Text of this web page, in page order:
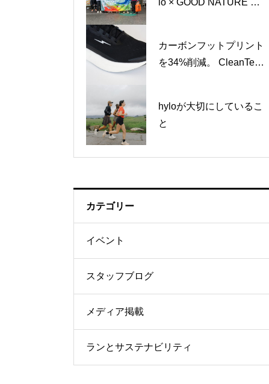
lo × GOOD NATURE ST
カーボンフットプリント
を34%削減。 CleanTech
S」
hyloが大切にしているこ
と
カテゴリー
イベント
スタッフブログ
メディア掲載
ランとサステナビリティ